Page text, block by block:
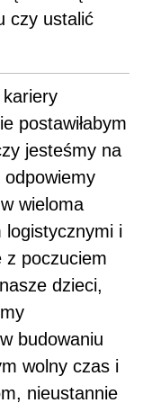
czy ustalić
kariery
postawiłabym
jesteśmy na
wieloma
logistycznymi i
z poczuciem
dzieci,
budowaniu
wolny czas i
nieustannie